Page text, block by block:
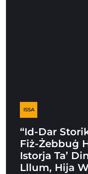
ISSA
“Id-Dar
Fiż-Żebbuġ
Istorja Ta’
Lllum, Hija